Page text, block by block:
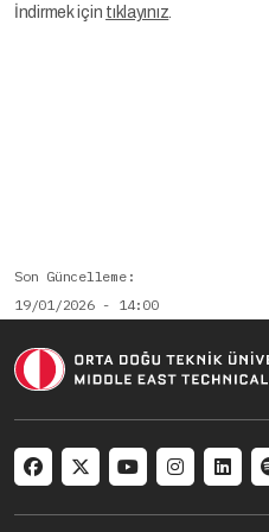
İndirmek için tıklayınız.
Son Güncelleme
19/01/2026 - 14:00
Social menu